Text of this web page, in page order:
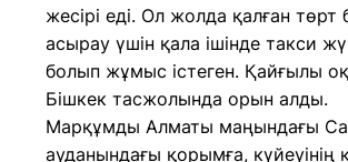
жесірі еді. Ол жолда қалған төрт
асырау үшін қала ішінде такси
болып жұмыс істеген. Қайғылы
Бішкек тасжолында орын алды.
Марқұмды Алматы маңындағы
ауданындағы қорымға, күйеуінің